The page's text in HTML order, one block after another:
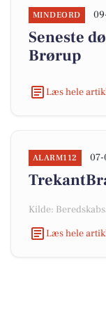
MINDEORD
Seneste
Brørup
Læs hele
ALARM112
Kilde:
Læs hele